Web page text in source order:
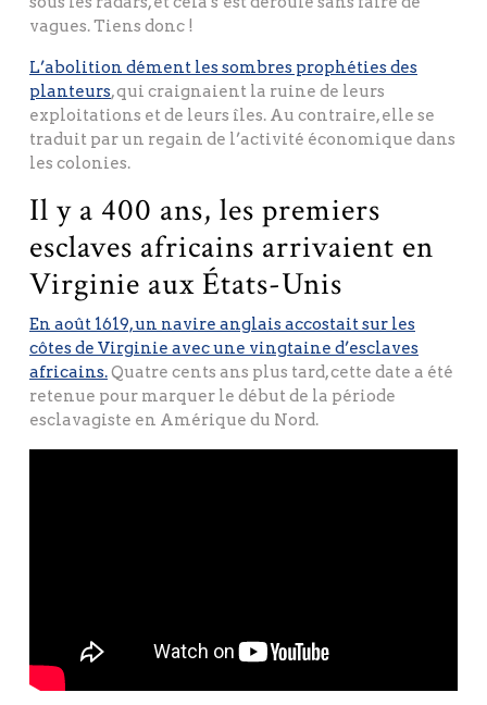
vagues. Tiens donc !
L’abolition dément les sombres prophéties des
planteurs, qui craignaient la ruine de leurs
exploitations et de leurs îles. Au contraire, elle se
traduit par un regain de l’activité économique dans
les colonies.
Il y a 400 ans, les premiers
esclaves africains arrivaient en
Virginie aux États-Unis
En août 1619, un navire anglais accostait sur les
côtes de Virginie avec une vingtaine d’esclaves
africains.Quatre cents ans plus tard, cette date a été
retenue pour marquer le début de la période
esclavagiste en Amérique du Nord.